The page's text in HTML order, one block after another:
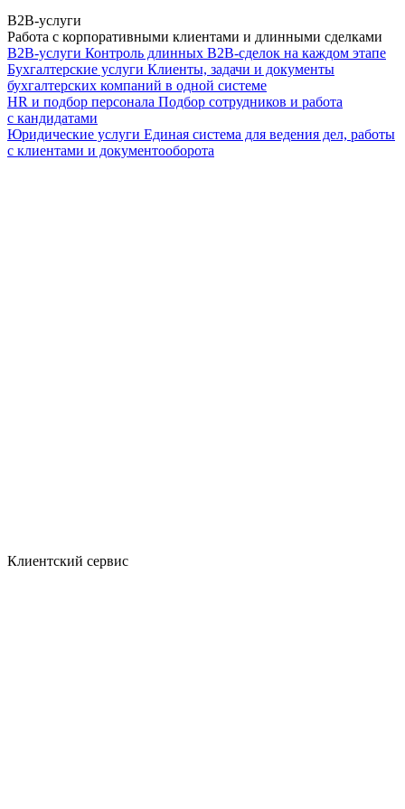
B2B-услуги
Работа с корпоративными клиентами и длинными сделками
B2B-услуги Контроль длинных B2B-сделок на каждом этапе
Бухгалтерские услуги Клиенты, задачи и документы
бухгалтерских компаний в одной системе
HR и подбор персонала Подбор сотрудников и работа
с кандидатами
Юридические услуги Единая система для ведения дел, работы
с клиентами и документооборота
Клиентский сервис